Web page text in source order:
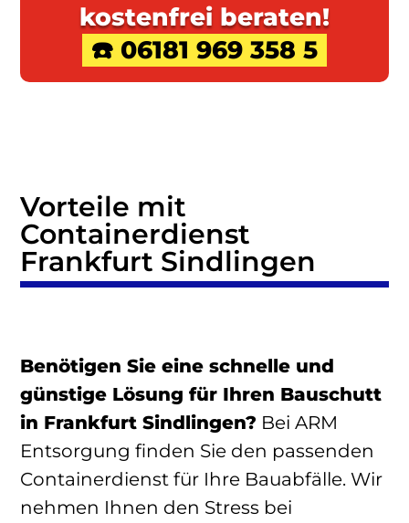
kostenfrei beraten!
☎️ 06181 969 358 5
Vorteile mit
Containerdienst
Frankfurt Sindlingen
Benötigen Sie eine schnelle und
günstige Lösung für Ihren Bauschutt
in Frankfurt Sindlingen? Bei ARM
Entsorgung finden Sie den passenden
Containerdienst für Ihre Bauabfälle. Wir
nehmen Ihnen den Stress bei